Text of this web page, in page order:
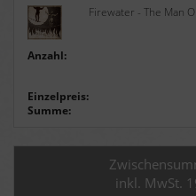
Firewater - The Man
Anzahl:
Einzelpreis:
Summe:
inkl. MwSt.